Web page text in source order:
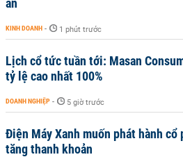
an
KINH DOANH - 1 phút trước
Lịch cổ tức tuần tới: Masan
tỷ lệ cao nhất 100%
DOANH NGHIỆP - 5 giờ trước
Điện Máy Xanh muốn phát hành
tăng thanh khoản